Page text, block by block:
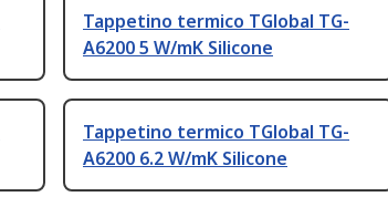
Tappetino termico TGlobal TG-
A6200 5 W/mK Silicone
Tappetino termico TGlobal TG-
A6200 6.2 W/mK Silicone